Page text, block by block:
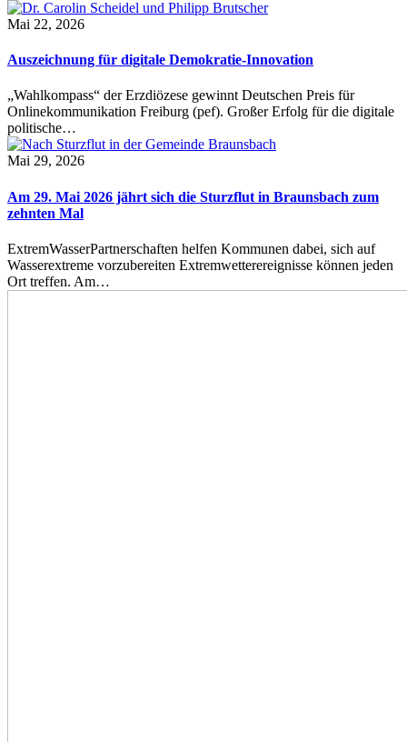
Mai 22, 2026
Auszeichnung für digitale Demokratie-Innovation
„Wahlkompass“ der Erzdiözese gewinnt Deutschen Preis für
Onlinekommunikation Freiburg (pef). Großer Erfolg für die digitale
politische…
Mai 29, 2026
Am 29. Mai 2026 jährt sich die Sturzflut in Braunsbach zum
zehnten Mal
ExtremWasserPartnerschaften helfen Kommunen dabei, sich auf
Wasserextreme vorzubereiten Extremwetterereignisse können jeden
Ort treffen. Am…